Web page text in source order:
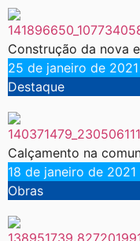
Construção da nova
25 de janeiro de 2021
Destaque
Calçamento na
18 de janeiro de 2021
Obras